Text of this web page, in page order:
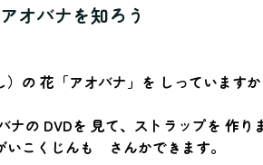
オバナを知ろう
の 花「アオバナ」を しっていますか
ナの DVDを 見て、ストラップを 作り
こくじんも　さんかできます。